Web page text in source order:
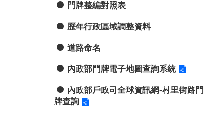
門牌整編對照表
歷年行政區域調整資料
道路命名
內政部門牌電子地圖查詢系統
內政部戶政司全球資訊網-村里街路門
牌查詢